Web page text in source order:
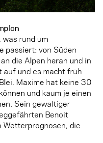
rund um
passiert: von Süden
die Alpen heran und in
auf und es macht früh
Maxime hat keine 30
und kaum je einen
Sein gewaltiger
Benoit
die